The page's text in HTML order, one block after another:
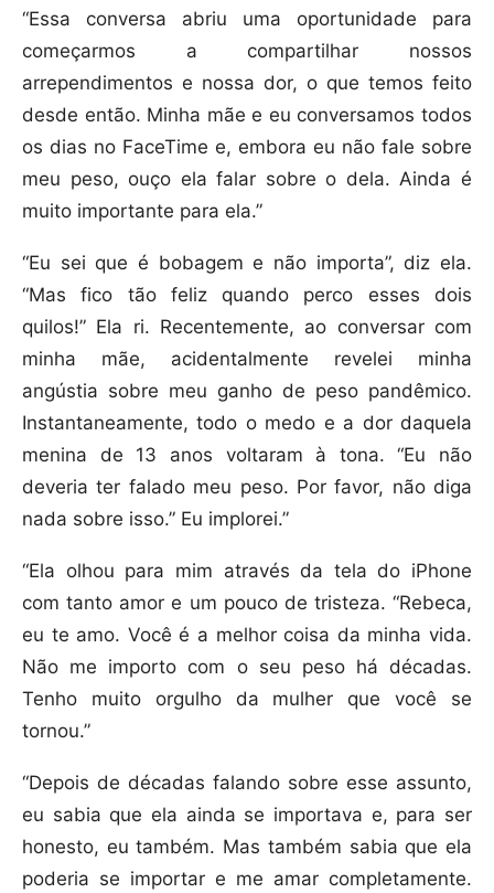
“Essa conversa abriu uma oportunidade para
começarmos a compartilhar nossos
arrependimentos e nossa dor, o que temos feito
desde então. Minha mãe e eu conversamos todos
os dias no FaceTime e, embora eu não fale sobre
meu peso, ouço ela falar sobre o dela. Ainda é
muito importante para ela.”
“Eu sei que é bobagem e não importa”, diz ela.
“Mas fico tão feliz quando perco esses dois
quilos!” Ela ri. Recentemente, ao conversar com
minha mãe, acidentalmente revelei minha
angústia sobre meu ganho de peso pandêmico.
Instantaneamente, todo o medo e a dor daquela
menina de 13 anos voltaram à tona. “Eu não
deveria ter falado meu peso. Por favor, não diga
nada sobre isso.” Eu implorei.”
“Ela olhou para mim através da tela do iPhone
com tanto amor e um pouco de tristeza. “Rebeca,
eu te amo. Você é a melhor coisa da minha vida.
Não me importo com o seu peso há décadas.
Tenho muito orgulho da mulher que você se
tornou.”
“Depois de décadas falando sobre esse assunto,
eu sabia que ela ainda se importava e, para ser
honesto, eu também. Mas também sabia que ela
poderia se importar e me amar completamente.